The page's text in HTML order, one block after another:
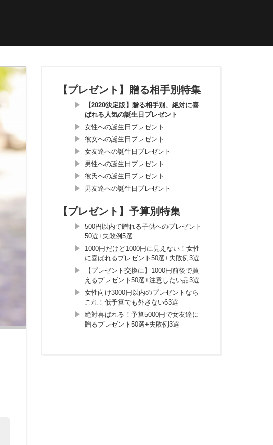
【プレゼント】贈る相手別特集
【2020決定版】贈る相手別、絶対に喜
ばれる人気の誕生日プレゼント
女性への誕生日プレゼント
彼女への誕生日プレゼント
女友達への誕生日プレゼント
男性への誕生日プレゼント
彼氏への誕生日プレゼント
男友達への誕生日プレゼント
【プレゼント】予算別特集
500円以内で贈れる子供へのプレゼント
50選+失敗例5選
1000円だけど1000円に見えない！女性
に喜ばれるプレゼント50選+失敗例3選
【プレゼント交換に】1000円前後で買
えるプレゼント50選+注意したい品3選
女性向け3000円以内のプレゼントなら
これ！低予算でも外さない63選
絶対喜ばれる！予算5000円で女友達に
贈るプレゼント50選+失敗例3選